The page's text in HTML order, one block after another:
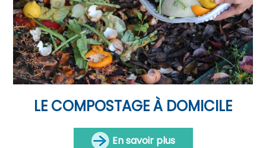
LE COMPOSTAGE À DOMICILE
En savoir plus